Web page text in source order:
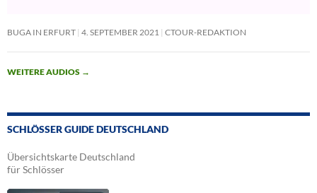
BUGA IN ERFURT 4. SEPTEMBER 2021 CTOUR-REDAKTION
WEITERE AUDIOS →
SCHLÖSSER GUIDE DEUTSCHLAND
Übersichtskarte Deutschland
für Schlösser